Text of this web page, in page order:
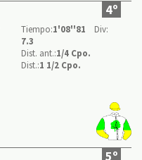
4º
Tiempo:1'08''81
Div:
7.3
Dist. ant.:1/4 Cpo.
Dist.:1 1/2 Cpo.
5º